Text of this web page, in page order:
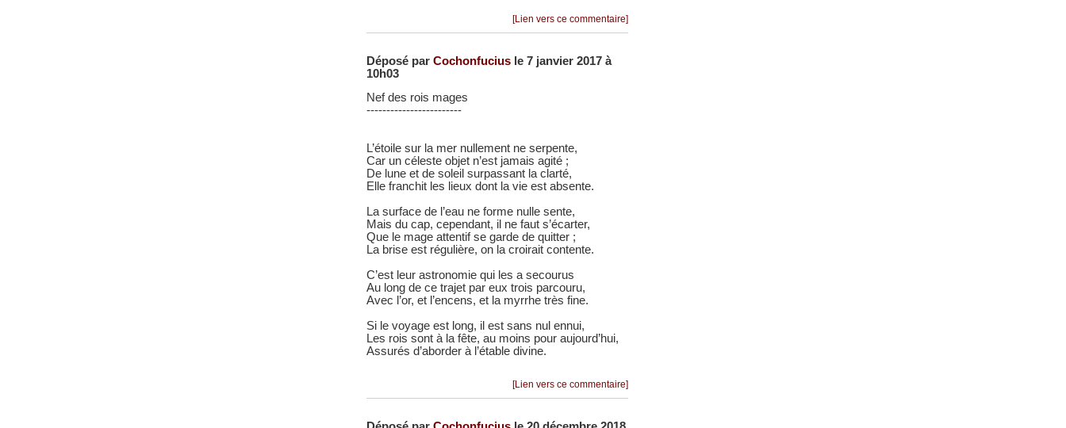
[Lien vers ce commentaire]
Déposé par Cochonfucius le 7 janvier 2017 à
10h03
Nef des rois mages
------------------------
L’étoile sur la mer nullement ne serpente,
Car un céleste objet n’est jamais agité ;
De lune et de soleil surpassant la clarté,
Elle franchit les lieux dont la vie est absente.
La surface de l’eau ne forme nulle sente,
Mais du cap, cependant, il ne faut s’écarter,
Que le mage attentif se garde de quitter ;
La brise est régulière, on la croirait contente.
C’est leur astronomie qui les a secourus
Au long de ce trajet par eux trois parcouru,
Avec l’or, et l’encens, et la myrrhe très fine.
Si le voyage est long, il est sans nul ennui,
Les rois sont à la fête, au moins pour aujourd’hui,
Assurés d’aborder à l’étable divine.
[Lien vers ce commentaire]